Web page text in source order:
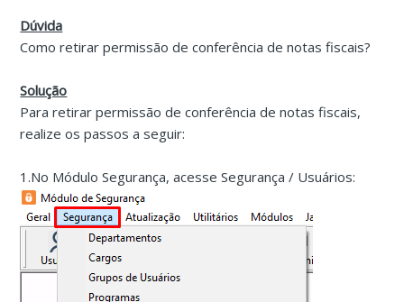
Dúvida
Como retirar permissão de conferência de notas fiscais?
Solução
Para retirar permissão de conferência de notas fiscais,
realize os passos a seguir:
1.No Módulo Segurança, acesse Segurança / Usuários: